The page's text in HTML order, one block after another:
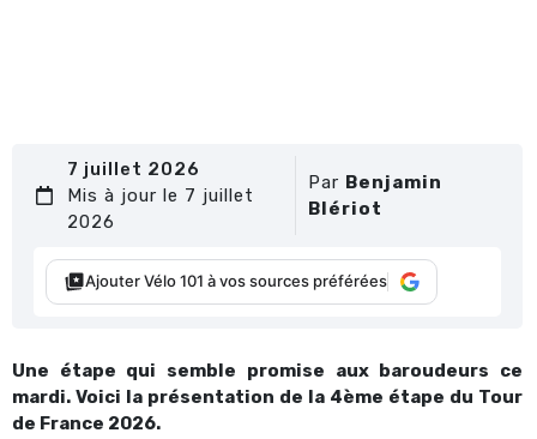
7 juillet 2026
Mis à jour le 7 juillet
2026
Par Benjamin
Blériot
Ajouter Vélo 101 à vos sources préférées
Une étape qui semble promise aux baroudeurs ce
mardi. Voici la présentation de la 4ème étape du Tour
de France 2026.